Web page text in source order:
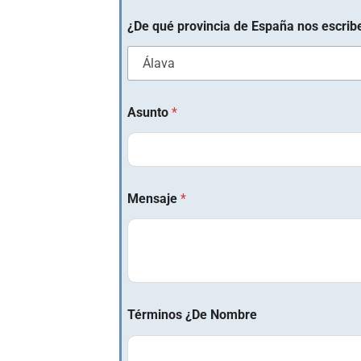
¿De qué provincia de España nos
Asunto *
Mensaje *
Términos ¿De Nombre